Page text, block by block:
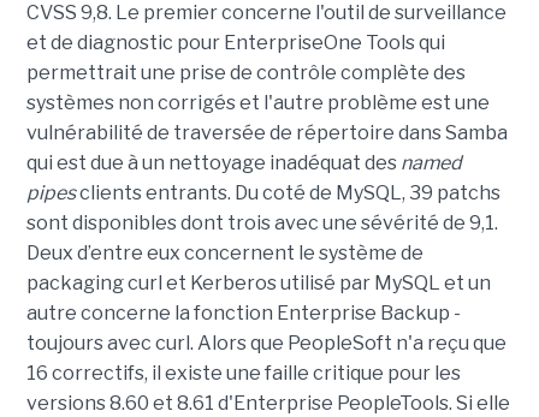
CVSS 9,8. Le premier concerne l'outil de surveillance
et de diagnostic pour EnterpriseOne Tools qui
permettrait une prise de contrôle complète des
systèmes non corrigés et l'autre problème est une
vulnérabilité de traversée de répertoire dans Samba
qui est due à un nettoyage inadéquat des named
pipesclients entrants. Du coté de MySQL, 39 patchs
sont disponibles dont trois avec une sévérité de 9,1.
Deux d’entre eux concernent le système de
packaging curl et Kerberos utilisé par MySQL et un
autre concerne la fonction Enterprise Backup -
toujours avec curl. Alors que PeopleSoft n'a reçu que
16 correctifs, il existe une faille critique pour les
versions 8.60 et 8.61 d'Enterprise PeopleTools. Si elle